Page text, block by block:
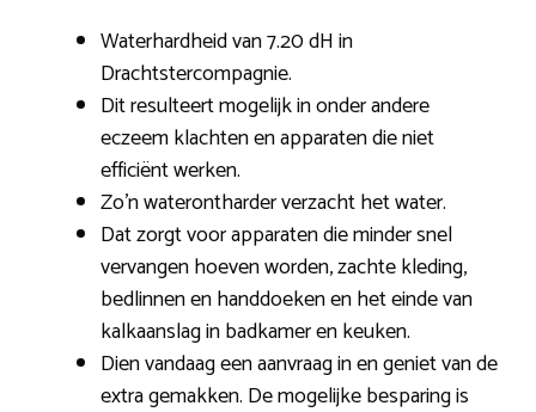
Waterhardheid van 7.20 dH in
Drachtstercompagnie.
Dit resulteert mogelijk in onder andere
eczeem klachten en apparaten die niet
efficiënt werken.
Zo’n waterontharder verzacht het water.
Dat zorgt voor apparaten die minder snel
vervangen hoeven worden, zachte kleding,
bedlinnen en handdoeken en het einde van
kalkaanslag in badkamer en keuken.
Dien vandaag een aanvraag in en geniet van de
extra gemakken. De mogelijke besparing is